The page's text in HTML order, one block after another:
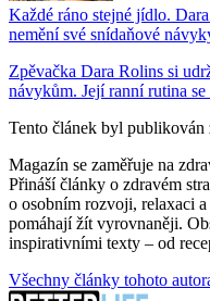
Každé ráno stejné jídlo.
nemění své snídaňové
Zpěvačka Dara Rolins si
návykům. Její ranní rutina se
Tento článek byl publikován
Magazín se zaměřuje na
Přináší články o zdravém
o osobním rozvoji, relaxaci
pomáhají žít vyrovnaněji.
inspirativními texty – od
Všechny články tohoto